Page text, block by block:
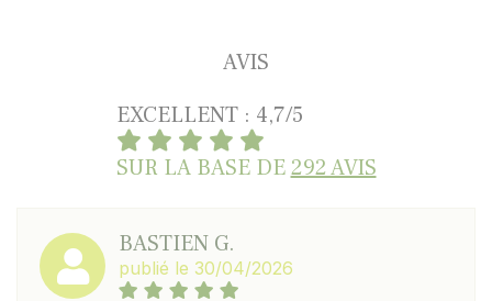
AVIS
EXCELLENT : 4,7/5
SUR LA BASE DE292 AVIS
BASTIEN G.
publié le 30/04/2026